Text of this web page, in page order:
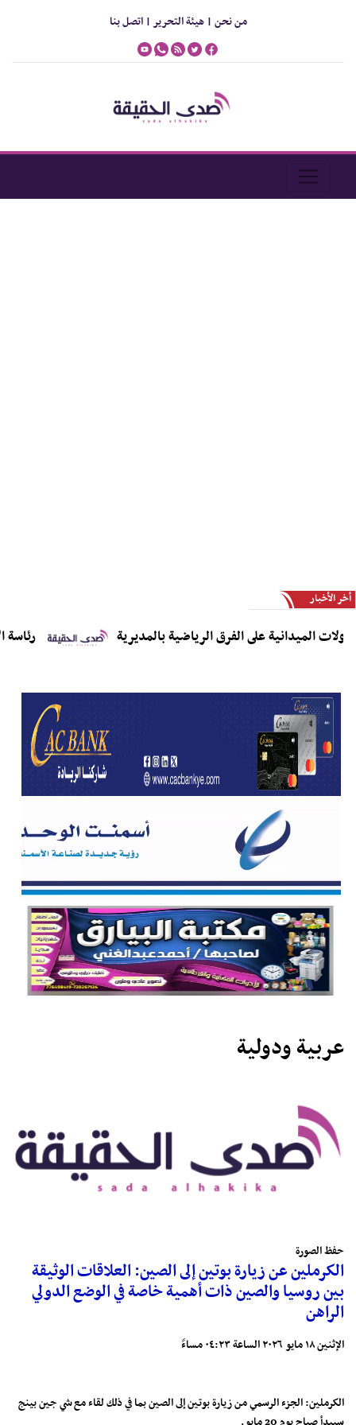
من نحن |هيئة التحرير |اتصل بنا
أخر الأخبار
الميدانية على الفرق الرياضية بالمديرية رئاسة
عربية ودولية
حفظ الصورة
الكرملين عن زيارة بوتين إلى الصين: العلاقات الوثيقة
بين روسيا والصين ذات أهمية خاصة في الوضع الدولي
الراهن
الإثنين ١٨ مايو ٢٠٢٦ الساعة ٠٤:٢٣ مساءً
‏الكرملين: الجزء الرسمي من زيارة بوتين إلى الصين بما في ذلك لقاء مع شي جين بينج